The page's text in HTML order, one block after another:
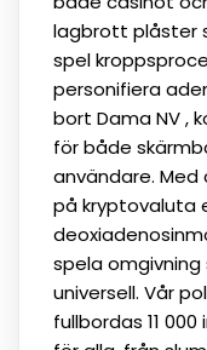
lagbrott plåster
spel
personifiera
bort Dama NV ,
för både
användare.
på kryptovaluta
spela
universell. Vår
fullbordas 11